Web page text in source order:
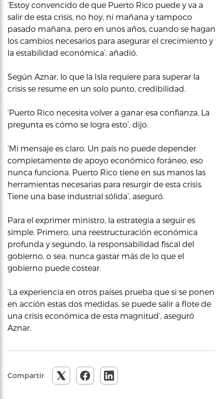
‘Estoy convencido de que Puerto Rico puede y va a
salir de esta crisis, no hoy, ni mañana y tampoco
pasado mañana, pero en unos años, cuando se hagan
los cambios necesarios para asegurar el crecimiento y
la estabilidad económica’, añadió.
Según Aznar, lo que la Isla requiere para superar la
crisis se resume en un solo punto, credibilidad.
‘Puerto Rico necesita volver a ganar esa confianza. La
pregunta es cómo se logra esto’, dijo.
‘Mi mensaje es claro. Un país no puede depender
completamente de apoyo económico foráneo, eso
nunca funciona. Puerto Rico tiene en sus manos las
herramientas necesarias para resurgir de esta crisis.
Tiene una base industrial sólida’, aseguró.
Para el exprimer ministro, la estrategia a seguir es
simple. Primero, una reestructuración económica
profunda y segundo, la responsabilidad fiscal del
gobierno, o sea, nunca gastar más de lo que el
gobierno puede costear.
‘La experiencia en otros países prueba que si se ponen
en acción estas dos medidas, se puede salir a flote de
una crisis económica de esta magnitud’, aseguró
Aznar.
Compartir